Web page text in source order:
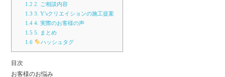
1.2 2. ご相談内容
1.3 3. Y’sクリエイションの施工提案
1.4 4. 実際のお客様の声
1.5 5. まとめ
1.6
ハッシュタグ
目次
お客様のお悩み